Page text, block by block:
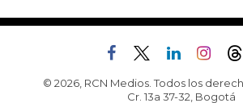
© 2026, RCN Medios. Todos los
Cr. 13a 37-32, Bogotá